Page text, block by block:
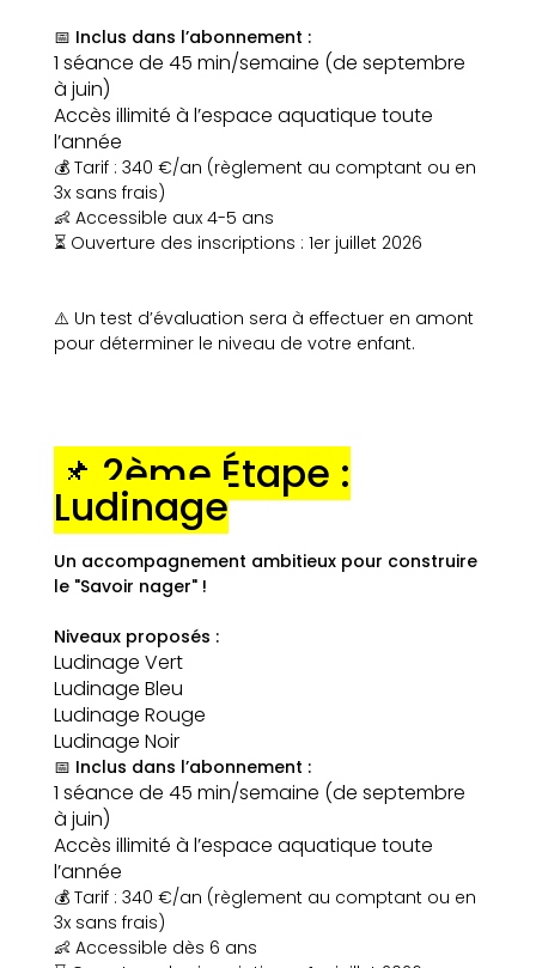
📅 Inclus dans l’abonnement :
1 séance de 45 min/semaine (de septembre
à juin)
Accès illimité à l’espace aquatique toute
l’année
💰 Tarif : 340 €/an (règlement au comptant ou en
3x sans frais)
👶 Accessible aux 4-5 ans
⏳ Ouverture des inscriptions : 1er juillet 2026
⚠️ Un test d’évaluation sera à effectuer en amont
pour déterminer le niveau de votre enfant.
📌 2ème Étape :
Ludinage
Un accompagnement ambitieux pour construire
le "Savoir nager" !
Niveaux proposés :
Ludinage Vert
Ludinage Bleu
Ludinage Rouge
Ludinage Noir
📅 Inclus dans l’abonnement :
1 séance de 45 min/semaine (de septembre
à juin)
Accès illimité à l’espace aquatique toute
l’année
💰 Tarif : 340 €/an (règlement au comptant ou en
3x sans frais)
👶 Accessible dès 6 ans